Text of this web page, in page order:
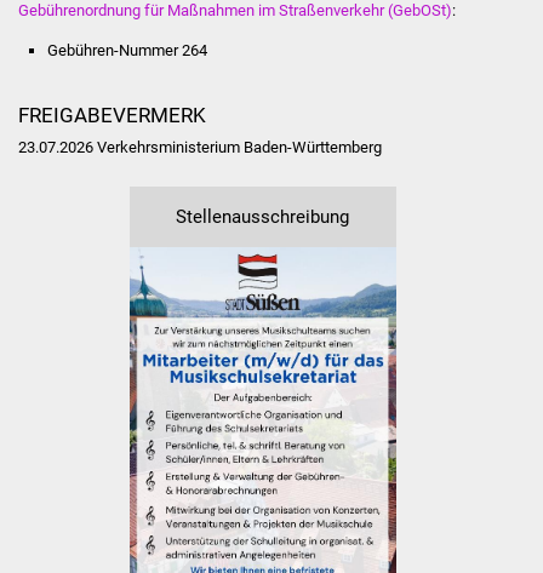
Lokale Agenda
Familienzentrum
Stadtwerke
Suenergie
NETZMonitor
Gesundheit und Notfall
Ärzte und Apotheken
Pflege von Angehörigen
Gebührenordnung für Maßnahmen im Straßenverkehr (GebOSt):
Gebühren-Nummer 264
FREIGABEVERMERK
23.07.2026 Verkehrsministerium Baden-Württemberg
Stellenausschreibung